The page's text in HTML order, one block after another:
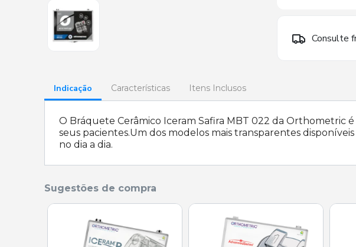
Consulte
Indicação Características Itens Inclusos
O Bráquete Cerâmico Iceram Safira MBT 022 da Orthometric
seus pacientes.Um dos modelos mais transparentes
no dia a dia.
Sugestões de compra